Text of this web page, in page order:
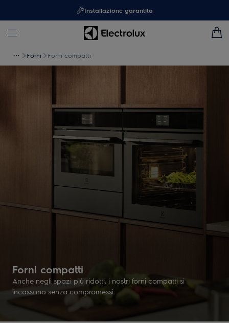
Installazione garantita
Forni Forni compatti
Forni compatti
Anche negli spazi più ridotti, i nostri forni compatti si
incassano senza compromessi.